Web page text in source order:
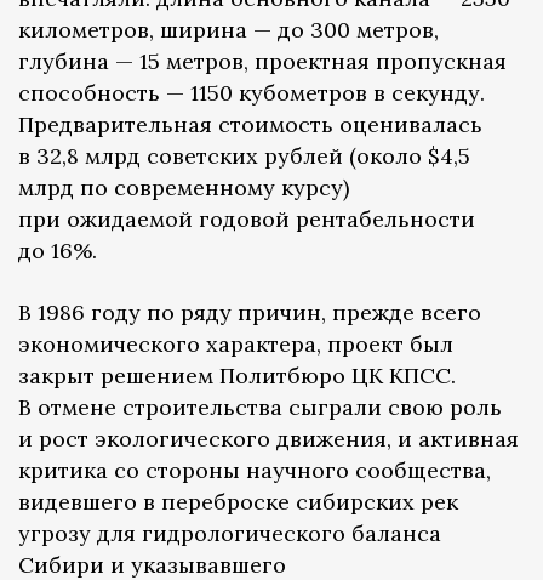
километров, ширина — до 300 метров,
глубина — 15 метров, проектная пропускная
способность — 1150 кубометров в секунду.
Предварительная стоимость оценивалась
в 32,8 млрд советских рублей (около $4,5
млрд по современному курсу)
при ожидаемой годовой рентабельности
до 16%.
В 1986 году по ряду причин, прежде всего
экономического характера, проект был
закрыт решением Политбюро ЦК КПСС.
В отмене строительства сыграли свою роль
и рост экологического движения, и активная
критика со стороны научного сообщества,
видевшего в переброске сибирских рек
угрозу для гидрологического баланса
Сибири и указывавшего